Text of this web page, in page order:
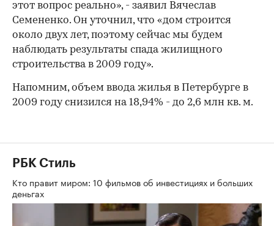
этот вопрос реально», - заявил Вячеслав
Семененко. Он уточнил, что «дом строится
около двух лет, поэтому сейчас мы будем
наблюдать результаты спада жилищного
строительства в 2009 году».
Напомним, объем ввода жилья в Петербурге в
2009 году снизился на 18,94% - до 2,6 млн кв. м.
РБК Стиль
Кто правит миром: 10 фильмов об инвестициях и больших
деньгах